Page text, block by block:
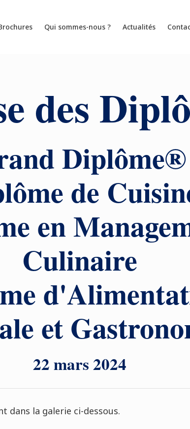
Qui sommes-nous ? Actualités
des
Diplôme®
de
en
Culinaire
et
22 mars 2024
dans la galerie ci-dessous.